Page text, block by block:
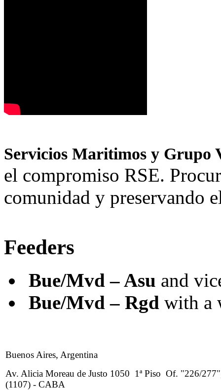
Servicios Maritimos y Grupo
el compromiso RSE.
comunidad y
Feeders
Bue/Mvd – Asu and
Bue/Mvd – Rgd with a
Buenos Aires, Argentina
Av. Alicia Moreau de Justo 1050 1ª Piso Of. "226/
(1107) - CABA